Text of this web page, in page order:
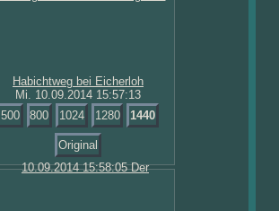
Mi. 10.09.2014 15:57:13
500
800 1024 1280 1440
Original